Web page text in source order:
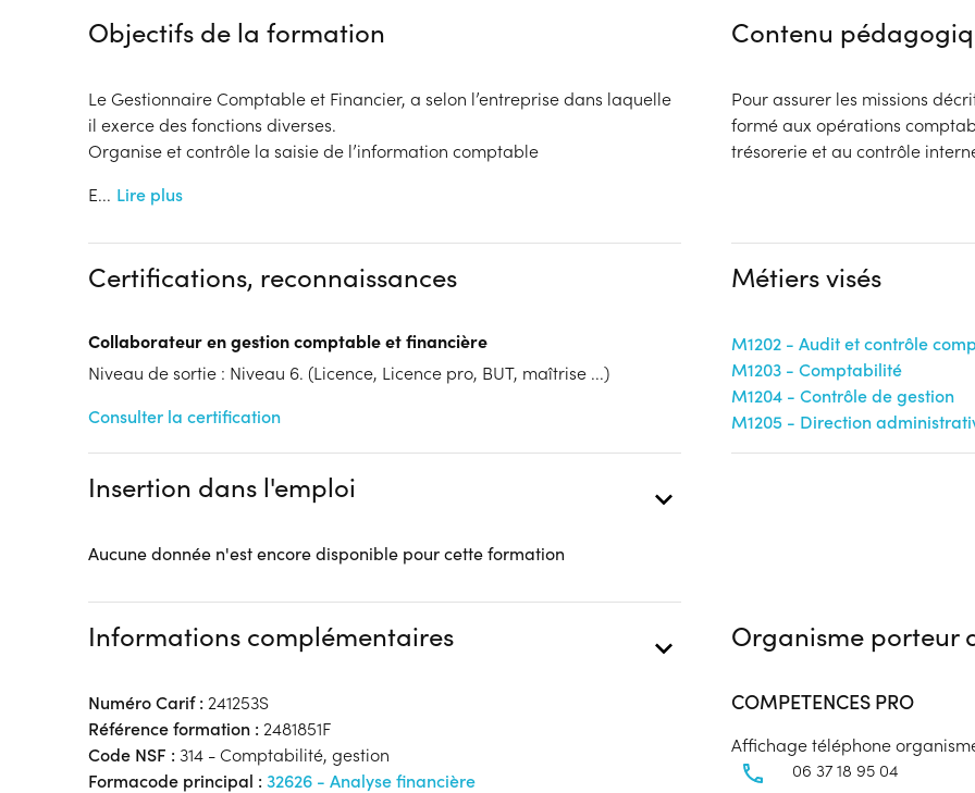
Durée en centre :483h
Rythme :
Temps plein
Type de parcours :Parcours collectif
Dispositif
Financements à déterminer selon la situation du bénéficiaire
Autre financeur
Tarif :N.C.
Lieu de formation
2 Rue Alphonse Colas - Place du Concert
Accueil sur le lieu de formation
Accès handicap :Pas d'accès handicap
Hébergement :
Pas d'hébergement
Restauration : Pas de restauration
Prérequis :
Admission Post Bac+2 : Avoir
ressources humaines. Avoir
ce mentionnés ci-dessus ET
d’un an minimum dans les
idéalement dans les
d’entreprise, de la gestion, du
de la validation des acquis
Public :
En recherche d'emploi, Tout
Réunions d'informations
Aucune information
Complément
Objectifs de la formation
Le Gestionnaire Comptable et Financier, a selon l’entreprise dans laquelle
il exerce des fonctions diverses.
Organise et contrôle la saisie de l’information comptable
E... Lire plus
Contenu
Pour assurer les missions
formé aux opérations
trésorerie et au contrôle
Certifications, reconnaissances
Collaborateur en gestion comptable et financière
Niveau de sortie : Niveau 6. (Licence, Licence pro, BUT, maîtrise ...)
Consulter la certification
Métiers visés
M1202 - Audit et contrôle
M1203 - Comptabilité
M1204 - Contrôle de gestion
M1205 - Direction
Insertion dans l'emploi
Aucune donnée n'est encore disponible pour cette formation
Informations complémentaires
Numéro Carif : 241253S
Référence formation : 2481851F
Code NSF : 314 - Comptabilité, gestion
Formacode principal : 32626 - Analyse financière
Organisme porteur
COMPETENCES PRO
Affichage téléphone
06 37 18 95 04